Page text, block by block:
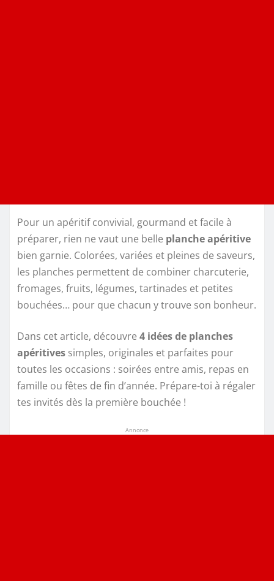
Pour un apéritif convivial, gourmand et facile à
préparer, rien ne vaut une belle planche apéritive
bien garnie. Colorées, variées et pleines de saveurs,
les planches permettent de combiner charcuterie,
fromages, fruits, légumes, tartinades et petites
bouchées… pour que chacun y trouve son bonheur.
Dans cet article, découvre 4 idées de planches
apéritives simples, originales et parfaites pour
toutes les occasions : soirées entre amis, repas en
famille ou fêtes de fin d’année. Prépare-toi à régaler
tes invités dès la première bouchée !
Annonce